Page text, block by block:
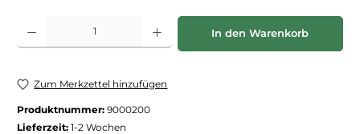
Produkt Anzahl: Gib den gewünschten Wert ein oder benutze die
In den Warenkorb
Zum Merkzettel hinzufügen
Produktnummer: 9000200
Lieferzeit: 1-2 Wochen